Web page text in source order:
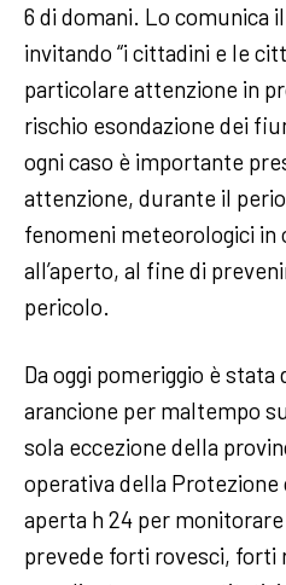
6 di domani. Lo comunica
invitando “i cittadini e le
particolare attenzione in
rischio esondazione dei
ogni caso è importante
attenzione, durante il
fenomeni meteorologici in
all’aperto, al fine di
pericolo.
Da oggi pomeriggio è stata
arancione per maltempo
sola eccezione della
operativa della
aperta h 24 per
prevede forti rovesci, forti